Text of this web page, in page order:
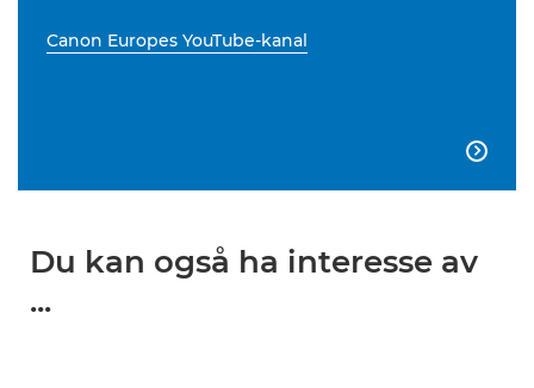
Canon Europes YouTube-kanal

Du kan også ha interesse av
...